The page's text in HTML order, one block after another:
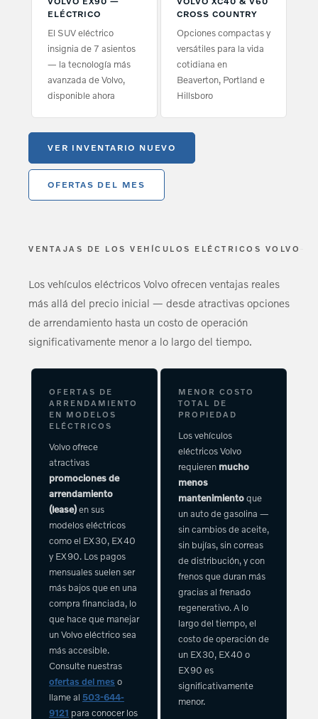
ELÉCTRICO
El SUV eléctrico
insignia de 7 asientos
— la tecnología más
avanzada de Volvo,
disponible ahora
CROSS COUNTRY
Opciones compactas y
versátiles para la vida
cotidiana en
Beaverton, Portland e
Hillsboro
VER INVENTARIO NUEVO
OFERTAS DEL MES
VENTAJAS DE LOS VEHÍCULOS ELÉCTRICOS VOLVO
Los vehículos eléctricos Volvo ofrecen ventajas reales
más allá del precio inicial — desde atractivas opciones
de arrendamiento hasta un costo de operación
significativamente menor a lo largo del tiempo.
OFERTAS DE
ARRENDAMIENTO
EN MODELOS
ELÉCTRICOS
Volvo ofrece
atractivas
promociones de
arrendamiento
(lease)en sus
modelos eléctricos
como el EX30, EX40
y EX90. Los pagos
mensuales suelen ser
más bajos que en una
compra financiada, lo
que hace que manejar
un Volvo eléctrico sea
más accesible.
Consulte nuestras
ofertas del mes o
llame al 503-644-
9121 para conocer los
MENOR COSTO
TOTAL DE
PROPIEDAD
Los vehículos
eléctricos Volvo
requieren mucho
menos
mantenimientoque
un auto de gasolina —
sin cambios de aceite,
sin bujías, sin correas
de distribución, y con
frenos que duran más
gracias al frenado
regenerativo. A lo
largo del tiempo, el
costo de operación de
un EX30, EX40 o
EX90 es
significativamente
menor.